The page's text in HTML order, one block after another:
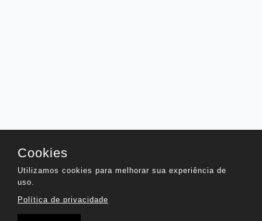
Cookies
Utilizamos cookies para melhorar sua experiência de
uso.
Política de privacidade